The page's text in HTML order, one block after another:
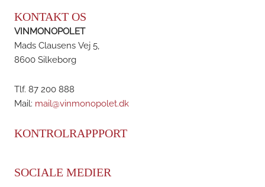
KONTAKT OS
VINMONOPOLET
Mads Clausens Vej 5,
8600 Silkeborg
Tlf. 87 200 888
Mail: mail@vinmonopolet.dk
KONTROLRAPPPORT
SOCIALE MEDIER